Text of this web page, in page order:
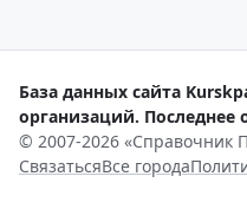
База данных сайта
организаций. Последнее
© 2007-2026 «Справочник
СвязатьсяВсе города